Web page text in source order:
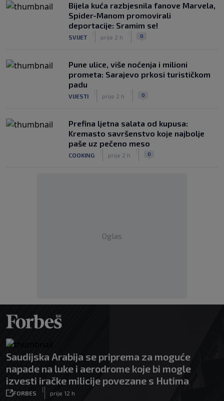
Bijela kuća razbjesnila fanove Marvela,
Spider-Manom promovirali
deportacije: Sramim se!
SVIJET prije 2 h 0
Pune ulice, više noćenja i milioni
prometa: Sarajevo prkosi turističkom
padu
VIJESTI prije 2 h 0
Prefina ljetna salata od kupusa:
Kremasto savršenstvo koje najbolje
paše uz pečeno meso
COOKING prije 2 h 0
Oglas
Saudijska Arabija se priprema za moguće
napade na luke i aerodrome koje bi mogle
izvesti iračke milicije povezane s Hutima
FORBES
|
prije 12 h